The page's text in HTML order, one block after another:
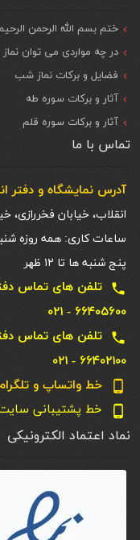
ختم بسم الله الرحمن
در چه مواردی می توان
فضایل و برکات نماز شب
آثار و برکات سوره طه
آثار و برکات سوره قلم
تماس با ما
آدرس نمایشگاه و دفتر
انقلاب، خیابان فخررازی،
پنج شنبه ها تا ۱۲ ظهر
local_phone
۶۶۴۰۵۶۰۰ - ۰۲۱
local_phone
۶۶۴۰۲۱۰۰ - ۰۲۱
phone_android خط واتساپ و تلگرام و ایتا
phone_android خط پشتیبانی سایت :
نماد اعتماد الکترونیکی